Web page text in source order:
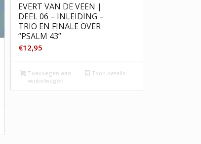
EVERT VAN DE VEEN |
DEEL 06 – INLEIDING –
TRIO EN FINALE OVER
“PSALM 43”
€12,95
Toevoegen aan
winkelwagen
Toon details